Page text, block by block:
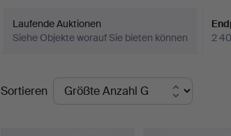
Laufende Auktionen
Siehe Objekte worauf Sie bieten können
2
Endpreise
Sortieren